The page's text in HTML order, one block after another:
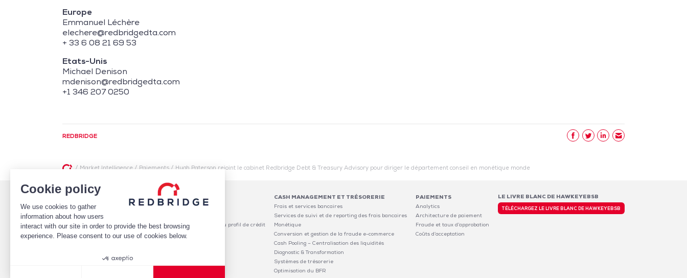
Cookie policy
We use cookies to gather
information about how users
interact with our site in order to provide the best browsing
experience. Please consent to our use of cookies below.
Europe
Emmanuel Léchère
elechere@redbridgedta.com
+ 33 6 08 21 69 53
Etats-Unis
Michael Denison
mdenison@redbridgedta.com
+1 346 207 0250
REDBRIDGE
/ Market Intelligence / Paiements / Hugh Paterson rejoint le cabinet Redbridge Debt & Treasury Advisory pour diriger le département conseil en monétique monde
QUI SOMMES-NOUS
ÉQUIPE
CLIENTS
MISSIONS
PUBLICATIONS
FINANCEMENTS
Pilotage des relations bancaires
Conseil en notation et optimisation du profil de crédit
Mise en place de financements
CASH MANAGEMENT ET TRÉSORERIE
Frais et services bancaires
Services de suivi et de reporting des frais bancaires
Monétique
Conversion et gestion de la fraude e-commerce
Cash Pooling – Centralisation des liquidités
Diagnostic & Transformation
Systèmes de trésorerie
Optimisation du BFR
PAIEMENTS
Analytics
Architecture de paiement
Fraude et taux d’approbation
Coûts d’acceptation
LE LIVRE BLANC DE HAWKEYEBSB
TÉLÉCHARGEZ LE LIVRE BLANC DE HAWKEYEBSB